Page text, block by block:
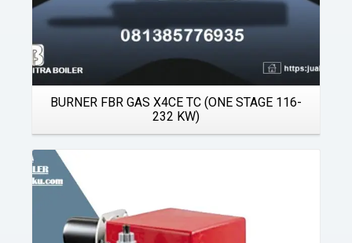
BURNER FBR GAS X4CE TC (ONE STAGE 116-
232 KW)
Details